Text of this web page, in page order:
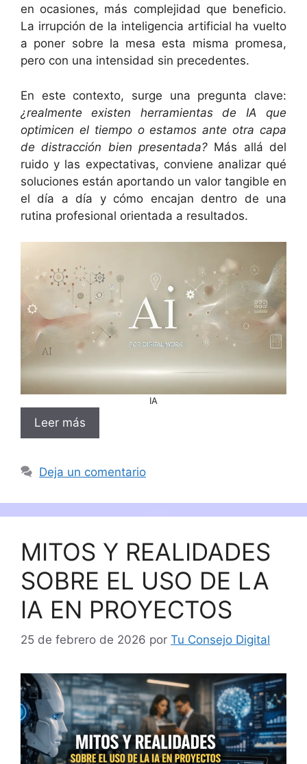
en ocasiones, más complejidad que beneficio.
La irrupción de la inteligencia artificial ha vuelto
a poner sobre la mesa esta misma promesa,
pero con una intensidad sin precedentes.
En este contexto, surge una pregunta clave:
¿realmente existen herramientas de IA que
optimicen el tiempo o estamos ante otra capa
de distracción bien presentada? Más allá del
ruido y las expectativas, conviene analizar qué
soluciones están aportando un valor tangible en
el día a día y cómo encajan dentro de una
rutina profesional orientada a resultados.
IA
Leer más
Deja un comentario
MITOS Y REALIDADES
SOBRE EL USO DE LA
IA EN PROYECTOS
25 de febrero de 2026 por Tu Consejo Digital